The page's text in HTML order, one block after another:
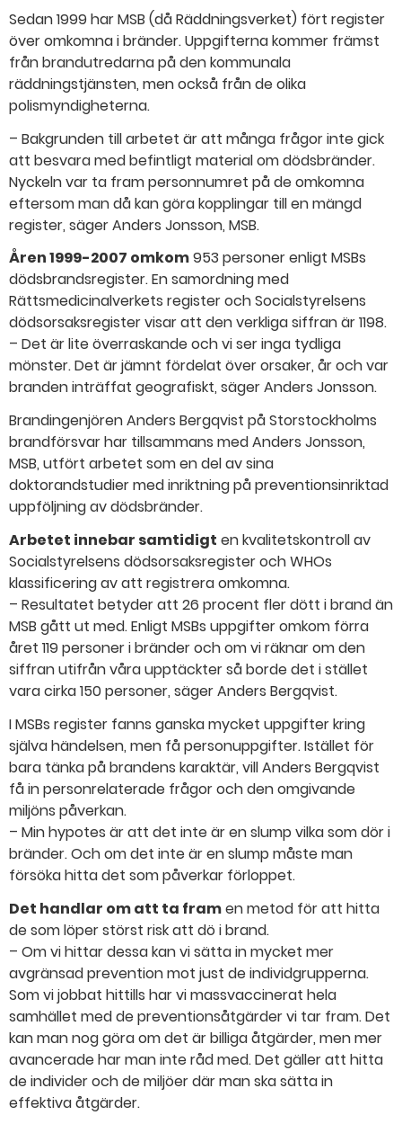
Sedan 1999 har MSB (då Räddningsverket) fört register
över omkomna i bränder. Uppgifterna kommer främst
från brandutredarna på den kommunala
räddningstjänsten, men också från de olika
polismyndigheterna.
– Bakgrunden till arbetet är att många frågor inte gick
att besvara med befintligt material om dödsbränder.
Nyckeln var ta fram personnumret på de omkomna
eftersom man då kan göra kopplingar till en mängd
register, säger Anders Jonsson, MSB.
Åren 1999-2007 omkom953 personer enligt MSBs
dödsbrandsregister. En samordning med
Rättsmedicinalverkets register och Socialstyrelsens
dödsorsaksregister visar att den verkliga siffran är 1198.
– Det är lite överraskande och vi ser inga tydliga
mönster. Det är jämnt fördelat över orsaker, år och var
branden inträffat geografiskt, säger Anders Jonsson.
Brandingenjören Anders Bergqvist på Storstockholms
brandförsvar har tillsammans med Anders Jonsson,
MSB, utfört arbetet som en del av sina
doktorandstudier med inriktning på preventionsinriktad
uppföljning av dödsbränder.
Arbetet innebar samtidigt en kvalitetskontroll av
Socialstyrelsens dödsorsaksregister och WHOs
klassificering av att registrera omkomna.
– Resultatet betyder att 26 procent fler dött i brand än
MSB gått ut med. Enligt MSBs uppgifter omkom förra
året 119 personer i bränder och om vi räknar om den
siffran utifrån våra upptäckter så borde det i stället
vara cirka 150 personer, säger Anders Bergqvist.
I MSBs register fanns ganska mycket uppgifter kring
själva händelsen, men få personuppgifter. Istället för
bara tänka på brandens karaktär, vill Anders Bergqvist
få in personrelaterade frågor och den omgivande
miljöns påverkan.
– Min hypotes är att det inte är en slump vilka som dör i
bränder. Och om det inte är en slump måste man
försöka hitta det som påverkar förloppet.
Det handlar om att ta framen metod för att hitta
de som löper störst risk att dö i brand.
– Om vi hittar dessa kan vi sätta in mycket mer
avgränsad prevention mot just de individgrupperna.
Som vi jobbat hittills har vi massvaccinerat hela
samhället med de preventionsåtgärder vi tar fram. Det
kan man nog göra om det är billiga åtgärder, men mer
avancerade har man inte råd med. Det gäller att hitta
de individer och de miljöer där man ska sätta in
effektiva åtgärder.